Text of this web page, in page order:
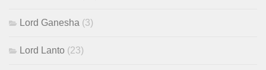
Lord Ganesha (3)
Lord Lanto (23)